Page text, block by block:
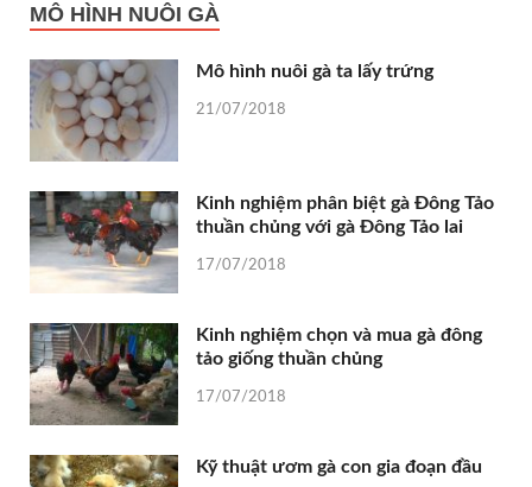
MÔ HÌNH NUÔI GÀ
Mô hình nuôi gà ta lấy trứng
21/07/2018
Kinh nghiệm phân biệt gà Đông Tảo
thuần chủng với gà Đông Tảo lai
17/07/2018
Kinh nghiệm chọn và mua gà đông
tảo giống thuần chủng
17/07/2018
Kỹ thuật ươm gà con gia đoạn đầu